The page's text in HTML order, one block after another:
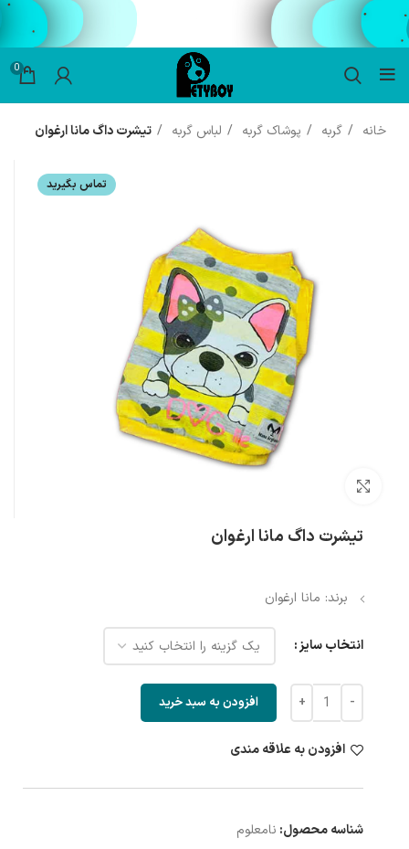
0
خانه گربه پوشاک گربه لباس گربه تیشرت داگ مانا ارغوان
تماس بگیرید
تیشرت داگ مانا ارغوان
برند: مانا ارغوان
انتخاب سایز
افزودن به سبد خرید
افزودن به علاقه مندی
شناسه محصول: نامعلوم